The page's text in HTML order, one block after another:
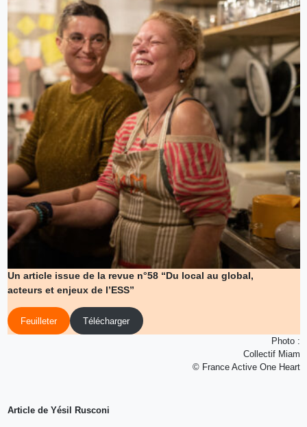
Un article issue de la revue n°58 “Du local au global,
acteurs et enjeux de l’ESS”
Feuilleter
Télécharger
Photo :
Collectif Miam
© France Active One Heart
Article de Yésil Rusconi